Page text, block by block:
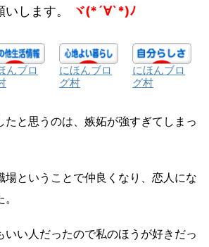
します。 ヾ(*´∀`*)ﾉ
んブロ
にほんブロ
グ村
にほんブロ
グ村
たと思うのは、嫉妬が強すぎてしまっ
場ということで仲良くなり、恋人にな
いい人だったので私のほうが好きだっ